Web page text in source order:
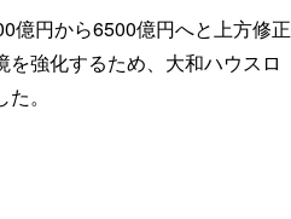
億円から6500億円へと上方修正
強化するため、大和ハウスロ
。